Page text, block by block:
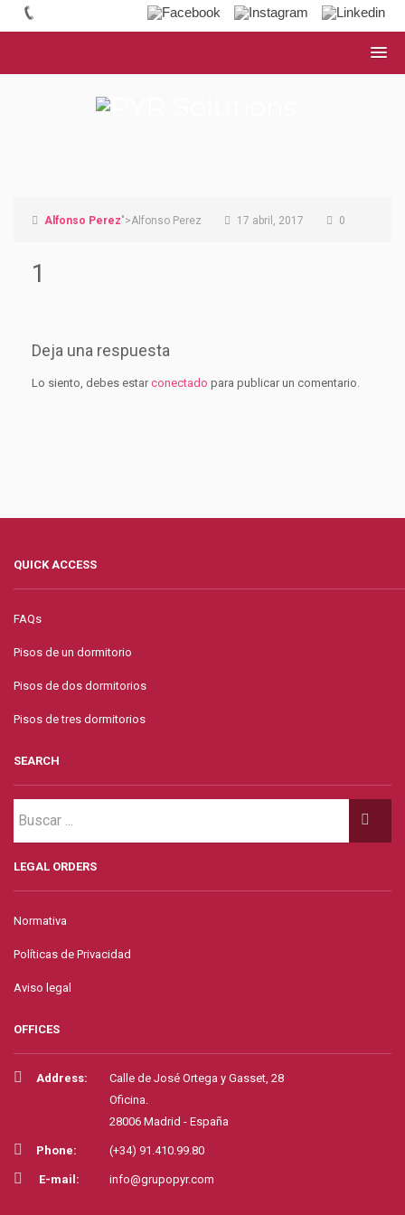
Alfonso Perez">Alfonso Perez 17 abril, 2017 0
1
Deja una respuesta
Lo siento, debes estarconectado para publicar un comentario.
QUICK ACCESS
FAQs
Pisos de un dormitorio
Pisos de dos dormitorios
Pisos de tres dormitorios
SEARCH
LEGAL ORDERS
Normativa
Políticas de Privacidad
Aviso legal
OFFICES
Address:
Calle de José Ortega y Gasset, 28
Oficina.
28006 Madrid - España
Phone: (+34) 91.410.99.80
E-mail: info@grupopyr.com